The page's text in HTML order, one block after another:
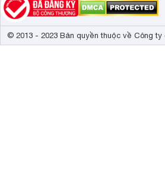
© 2013 - 2023 Bản quyền thuộc về Công ty